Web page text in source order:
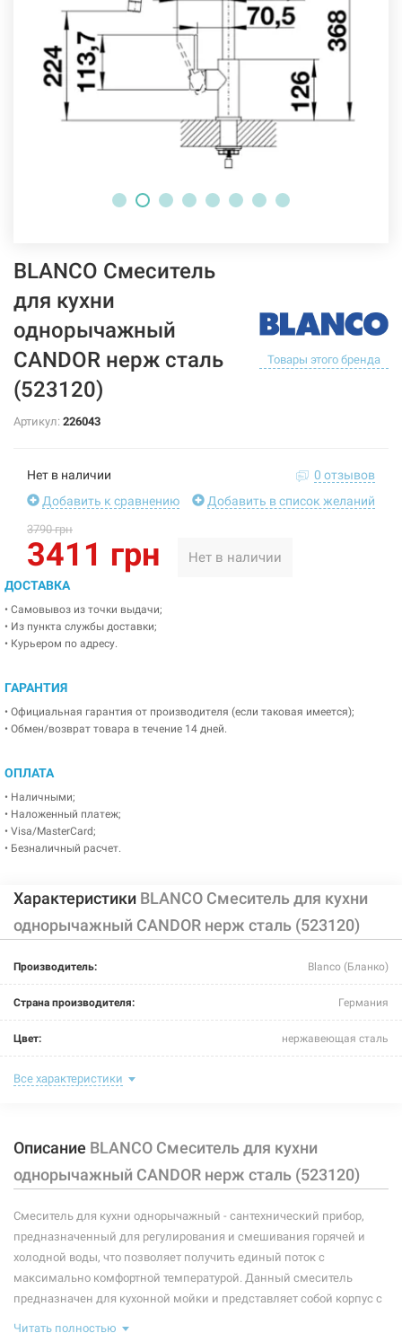
BLANCO Смеситель
для кухни
однорычажный
CANDOR нерж сталь
(523120)
Товары этого бренда
Артикул: 226043
Нет в наличии
0 отзывов
Добавить к сравнению
Добавить в список желаний
3790 грн
3411 грн Нет в наличии
ДОСТАВКА
• Самовывоз из точки выдачи;
• Из пункта службы доставки;
• Курьером по адресу.
ГАРАНТИЯ
• Официальная гарантия от производителя (если таковая имеется);
• Обмен/возврат товара в течение 14 дней.
ОПЛАТА
• Наличными;
• Наложенный платеж;
• Visa/MasterCard;
• Безналичный расчет.
Характеристики BLANCO Смеситель для кухни
однорычажный CANDOR нерж сталь (523120)
Производитель: Blanco (Бланко)
Страна производителя: Германия
Цвет: нержавеющая сталь
Назначение смесителя:
Размер картриджа:
Тип конструкции: стандартный
Тип смесителя (крана): однорычажный
Материал корпуса смесителя (крана): нержавеющая сталь
Тип излива:
Все характеристики
Описание BLANCO Смеситель для кухни
однорычажный CANDOR нерж сталь (523120)
Смеситель для кухни однорычажный - сантехнический прибор,
предназначенный для регулирования и смешивания горячей и
холодной воды, что позволяет получить единый поток с
максимально комфортной температурой. Данный смеситель
предназначен для кухонной мойки и представляет собой корпус с
Читать полностью